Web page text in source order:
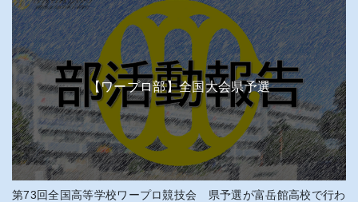
【ワープロ部】全国大会県予選
第73回全国高等学校ワープロ競技会 県予選が富岳館高校で行わ